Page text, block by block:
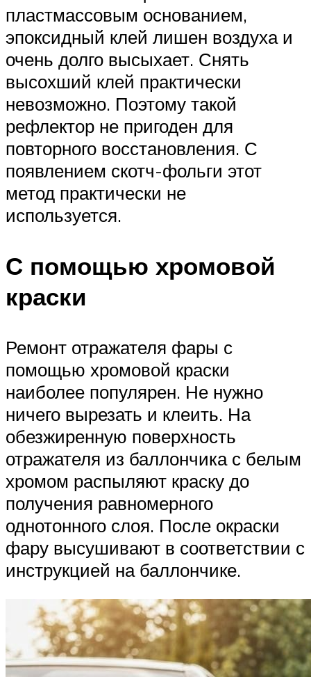
пластмассовым основанием,
эпоксидный клей лишен воздуха и
очень долго высыхает. Снять
высохший клей практически
невозможно. Поэтому такой
рефлектор не пригоден для
повторного восстановления. С
появлением скотч-фольги этот
метод практически не
используется.
С помощью хромовой
краски
Ремонт отражателя фары с
помощью хромовой краски
наиболее популярен. Не нужно
ничего вырезать и клеить. На
обезжиренную поверхность
отражателя из баллончика с белым
хромом распыляют краску до
получения равномерного
однотонного слоя. После окраски
фару высушивают в соответствии с
инструкцией на баллончике.